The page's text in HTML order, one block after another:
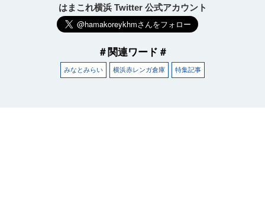
はまこれ横浜 Twitter 公式アカウント
＃関連ワード＃
みなとみらい 横浜赤レンガ倉庫 特集記事